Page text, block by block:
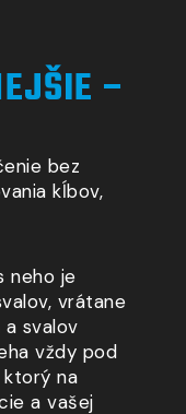
–
bez
kĺbov,
neho je
vrátane
a svalov
vždy pod
ktorý na
a vašej